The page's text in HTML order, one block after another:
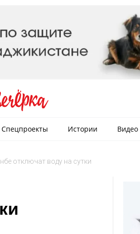
Спецпроекты Истории Видео
отключат воду на сутки